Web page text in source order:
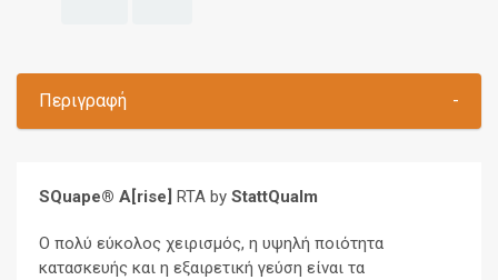
Περιγραφή -
SQuape® A[rise] RTA by StattQualm
Ο πολύ εύκολος χειρισμός, η υψηλή ποιότητα
κατασκευής και η εξαιρετική γεύση είναι τα